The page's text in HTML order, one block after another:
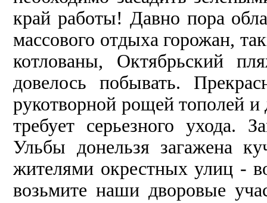
край работы! Давно пора
массового отдыха горожан,
котлованы, Октябрьский
довелось побывать.
рукотворной рощей тополей и
требует серьезного ухода.
Ульбы донельзя загажена
жителями окрестных улиц -
возьмите наши дворовые